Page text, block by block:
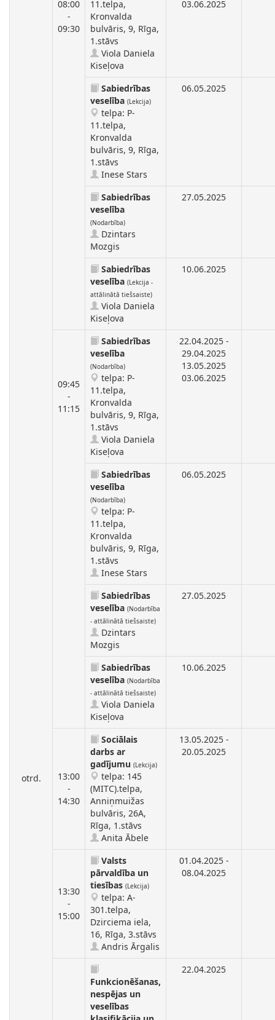
otrd.
08:00
-
09:30
11.telpa,
Kronvalda
bulvāris, 9, Rīga,
1.stāvs
Viola Daniela
Kiseļova
03.06.2025
Sabiedrības
veselība (Lekcija)
telpa: P-
11.telpa,
Kronvalda
bulvāris, 9, Rīga,
1.stāvs
Inese Stars
06.05.2025
Sabiedrības
veselība
(Nodarbība)
Dzintars
Mozgis
27.05.2025
Sabiedrības
veselība (Lekcija -
attālinātā tiešsaiste)
Viola Daniela
Kiseļova
10.06.2025
09:45
-
11:15
Sabiedrības
veselība
(Nodarbība)
telpa: P-
11.telpa,
Kronvalda
bulvāris, 9, Rīga,
1.stāvs
Viola Daniela
Kiseļova
22.04.2025 -
29.04.2025
13.05.2025
03.06.2025
Sabiedrības
veselība
(Nodarbība)
telpa: P-
11.telpa,
Kronvalda
bulvāris, 9, Rīga,
1.stāvs
Inese Stars
06.05.2025
Sabiedrības
veselība (Nodarbība
- attālinātā tiešsaiste)
Dzintars
Mozgis
27.05.2025
Sabiedrības
veselība (Nodarbība
- attālinātā tiešsaiste)
Viola Daniela
Kiseļova
10.06.2025
13:00
-
14:30
Sociālais
darbs ar
gadījumu (Lekcija)
telpa: 145
(MITC).telpa,
Anniņmuižas
bulvāris, 26A,
Rīga, 1.stāvs
Anita Ābele
13.05.2025 -
20.05.2025
13:30
-
15:00
Valsts
pārvaldība un
tiesības (Lekcija)
telpa: A-
301.telpa,
Dzirciema iela,
16, Rīga, 3.stāvs
Andris Ārgalis
01.04.2025 -
08.04.2025
Funkcionēšanas,
nespējas un
veselības
22.04.2025